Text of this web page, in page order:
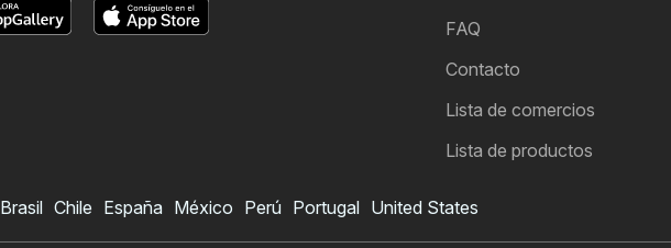
FAQ
Contacto
Lista de comercios
Lista de productos
Brasil Chile España México Perú Portugal United States